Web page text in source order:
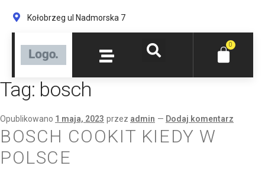
Kołobrzeg ul Nadmorska 7
0
Tag: bosch
Opublikowano 1 maja, 2023 przez admin — Dodaj komentarz
BOSCH COOKIT KIEDY W
POLSCE